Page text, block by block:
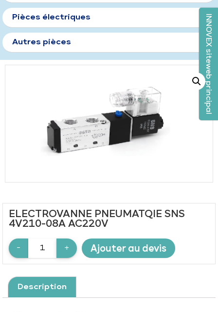
Pièces électriques
Autres pièces
ELECTROVANNE PNEUMATQIE SNS
4V210-08A AC220V
Ajouter au devis
Description
INNOVEX siteweb principal